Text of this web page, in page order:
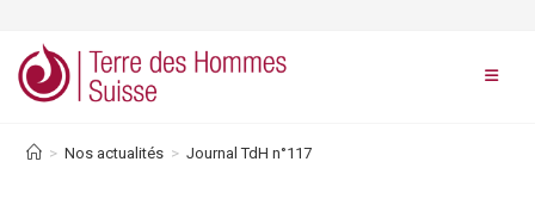
content
> Nos actualités > Journal TdH n°117